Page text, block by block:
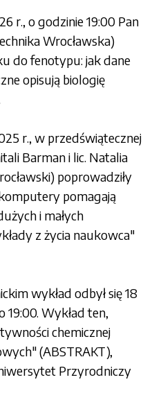
r., o godzinie 19:00 Pan
Wrocławska)
do fenotypu: jak dane
opisują biologię
r., w przedświątecznej
Barman i lic. Natalia
poprowadziły
pomagają
i małych
z życia naukowca"
wykład odbył się 18
Wykład ten,
chemicznej
(ABSTRAKT),
Przyrodniczy